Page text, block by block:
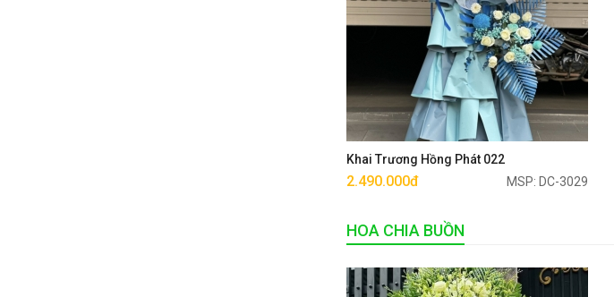
Khai Trương Hồng Phát 022
2.490.000đ MSP: DC-3029
Mua ngay
HOA CHIA BUỒN